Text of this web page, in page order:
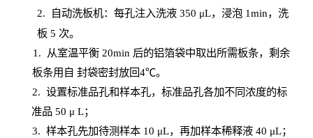
2.
自动洗板机：每孔注入洗液 350 μL，浸泡 1min，洗
板 5 次。
1 . 从室温平衡 20min 后的铝箔袋中取出所需板条，剩余
板条用自 封袋密封放回4℃。
2. 设置标准品孔和样本孔，标准品孔各加不同浓度的标
准品 50 μ L；
3. 样本孔先加待测样本 10 μL，再加样本稀释液 40 μL；